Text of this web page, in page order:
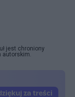
jest chroniony
autorskim.